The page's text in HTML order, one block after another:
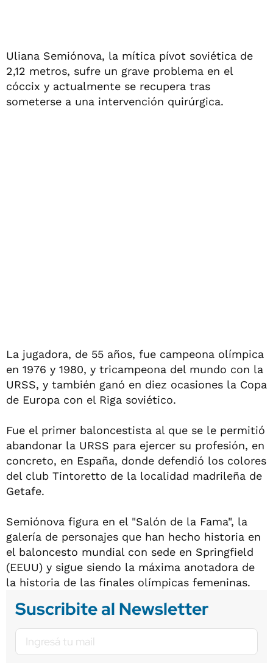
Uliana Semiónova, la mítica pívot soviética de
2,12 metros, sufre un grave problema en el
cóccix y actualmente se recupera tras
someterse a una intervención quirúrgica.
La jugadora, de 55 años, fue campeona olímpica
en 1976 y 1980, y tricampeona del mundo con la
URSS, y también ganó en diez ocasiones la Copa
de Europa con el Riga soviético.
Fue el primer baloncestista al que se le permitió
abandonar la URSS para ejercer su profesión, en
concreto, en España, donde defendió los colores
del club Tintoretto de la localidad madrileña de
Getafe.
Semiónova figura en el "Salón de la Fama", la
galería de personajes que han hecho historia en
el baloncesto mundial con sede en Springfield
(EEUU) y sigue siendo la máxima anotadora de
la historia de las finales olímpicas femeninas.
Suscribite al Newsletter